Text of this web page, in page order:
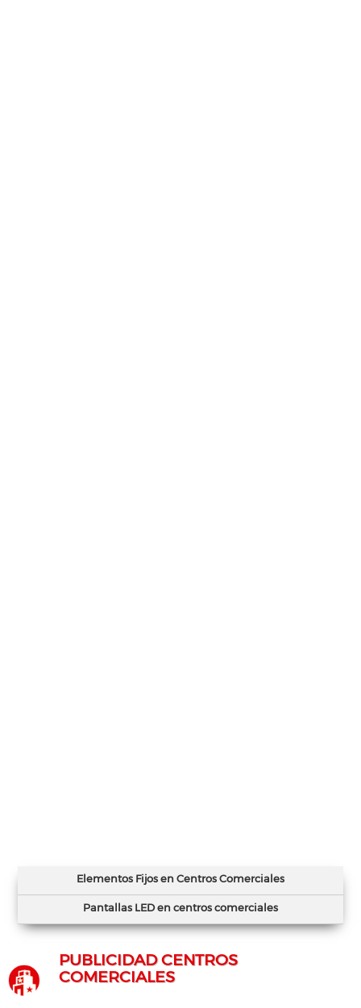
Elementos Fijos en Centros Comerciales
Pantallas LED en centros comerciales
PUBLICIDAD CENTROS
COMERCIALES